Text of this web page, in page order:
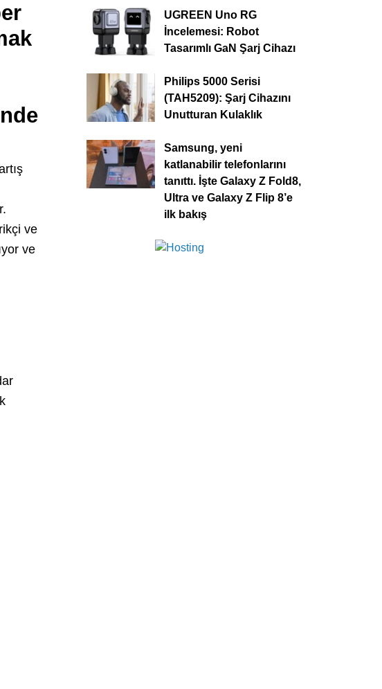
ve
ve
UGREEN Uno RG
İncelemesi: Robot
Tasarımlı GaN Şarj Cihazı
Philips 5000 Serisi
(TAH5209): Şarj Cihazını
Unutturan Kulaklık
Samsung, yeni
katlanabilir telefonlarını
tanıttı. İşte Galaxy Z Fold8,
Ultra ve Galaxy Z Flip 8’e
ilk bakış